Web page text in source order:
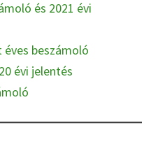
és 2021 évi
éves beszámoló
évi jelentés